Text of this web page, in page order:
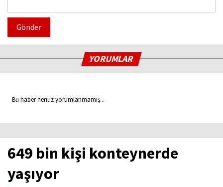
Gönder
YORUMLAR
Bu haber henüz yorumlanmamış...
649 bin kişi konteynerde
yaşıyor